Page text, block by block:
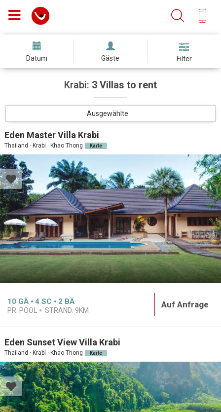
Datum Gäste Filter
Krabi: 3 Villas to rent
Ausgewählte
Eden Master Villa Krabi
Thailand · Krabi · Khao Thong Karte
10 GÄ 4 SC 2 BÄ
PR. POOL STRAND: 9KM
Auf Anfrage
Eden Sunset View Villa Krabi
Thailand · Krabi · Khao Thong Karte